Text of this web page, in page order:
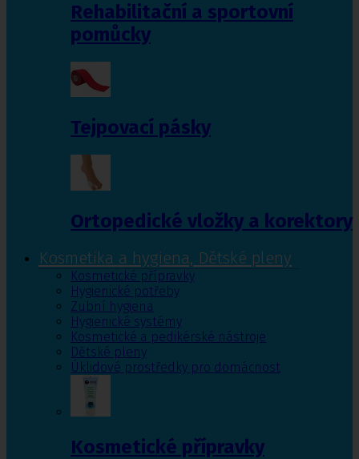
Rehabilitační a sportovní
pomůcky
Tejpovací pásky
Ortopedické vložky a korektory
Kosmetika a hygiena, Dětské pleny
Kosmetické přípravky
Hygienické potřeby
Zubní hygiena
Hygienické systémy
Kosmetické a pedikérské nástroje
Dětské pleny
Úklidové prostředky pro domácnost
Kosmetické přípravky